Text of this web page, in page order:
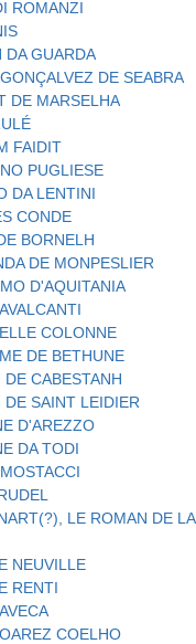
ROMANZI
DA GUARDA
DE SEABRA
DE MARSELHA
FAIDIT
PUGLIESE
DA LENTINI
CONDE
BORNELH
DE MONPESLIER
D'AQUITANIA
COLONNE
DE BETHUNE
CABESTANH
DE SAINT LEIDIER
D'AREZZO
DA TODI
LE ROMAN DE LA
NEUVILLE
RENTI
COELHO